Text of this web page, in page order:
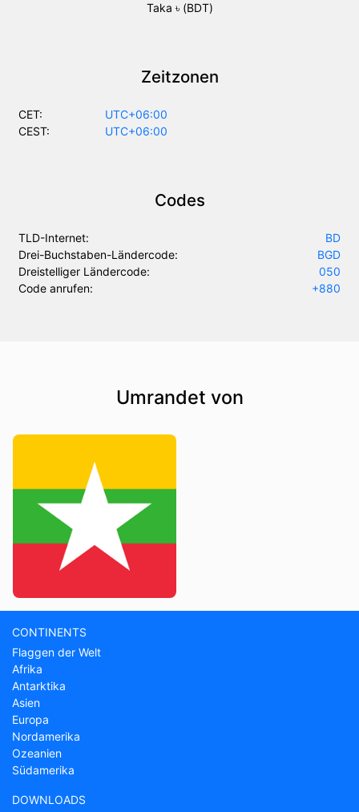
Taka ৳ (BDT)
Zeitzonen
CET:
UTC+06:00
CEST:
UTC+06:00
Codes
TLD-Internet:
BD
Drei-Buchstaben-Ländercode:
BGD
Dreistelliger Ländercode:
050
Code anrufen:
+880
Umrandet von
CONTINENTS
Flaggen der Welt
Afrika
Antarktika
Asien
Europa
Nordamerika
Ozeanien
Südamerika
DOWNLOADS